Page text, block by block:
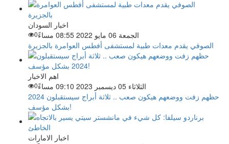
اخبار السودان
الجمعة 06 مايو 2022 08:55 مساءً
0
الصوفي يقدم معدات طبية لمستشفى أفطس العوامرة بالجزيرة
اهم الاخبار
الثلاثاء 05 ديسمبر 2023 09:10 مساءً
0
حظهم زفت ووضعهم هيكون صعب .. ثلاثة أبراج سيستقبلون 2024
بشكل مؤسف!
اخبار الامارات